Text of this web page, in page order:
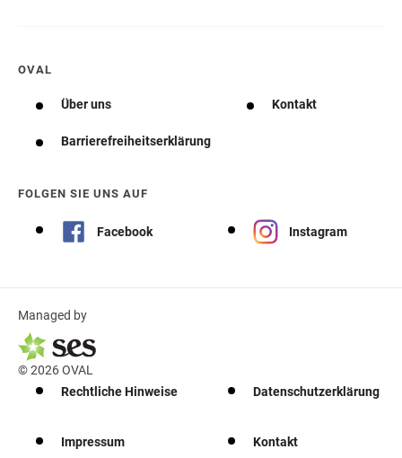
OVAL
Über uns Kontakt
Barrierefreiheitserklärung
FOLGEN SIE UNS AUF
Facebook Instagram
Managed by
© 2026 OVAL
Rechtliche Hinweise
Datenschutzerklärung
Impressum Kontakt